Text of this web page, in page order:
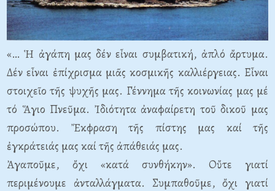
«… Ἡ ἀγάπη μας δέν εἶναι συμβατική, ἁπλό ἄρτυμα.
Δέν εἶναι ἐπίχρισμα μιᾶς κοσμικῆς καλλιέργειας. Εἶναι
στοιχεῖο τῆς ψυχῆς μας. Γέννημα τῆς κοινωνίας μας μέ
τό Ἅγιο Πνεῦμα. Ἰδιότητα ἀναφαίρετη τοῦ δικοῦ μας
προσώπου. Ἔκφραση τῆς πίστης μας καί τῆς
ἐγκράτειάς μας καί τῆς ἀπάθειάς μας.
Ἀγαποῦμε, ὄχι «κατά συνθήκην». Οὔτε γιατί
περιμένουμε ἀνταλλάγματα. Συμπαθοῦμε, ὄχι γιατί